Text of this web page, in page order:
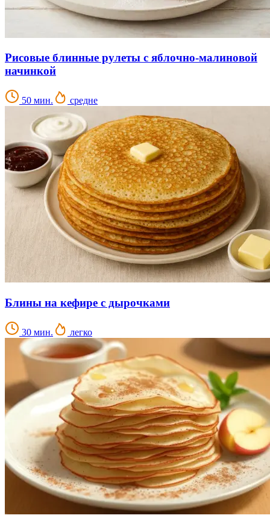
Рисовые блинные рулеты с яблочно-малиновой
начинкой
50 мин. средне
Блины на кефире с дырочками
30 мин. легко